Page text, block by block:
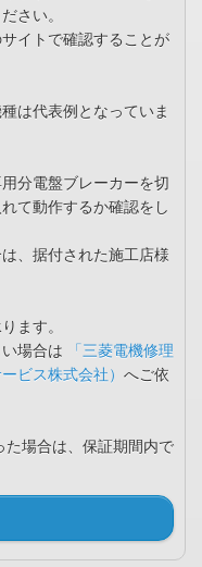
さい。
イトで確認することが
種は代表例となっていま
分電盤ブレーカーを切
て動作するか確認をし
、据付された施工店様
ます。
場合は
「三菱電機修理
ビス株式会社） へご依
場合は、保証期間内で